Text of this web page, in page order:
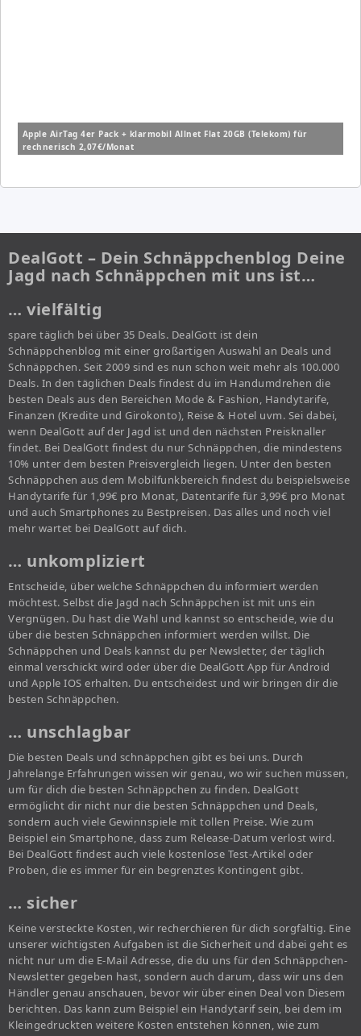
Apple AirTag 4er Pack + klarmobil Allnet Flat 20GB (Telekom) für
rechnerisch 2,07€/Monat
DealGott – Dein Schnäppchenblog Deine
Jagd nach Schnäppchen mit uns ist…
… vielfältig
spare täglich bei über 35 Deals. DealGott ist dein
Schnäppchenblog mit einer großartigen Auswahl an Deals und
Schnäppchen. Seit 2009 sind es nun schon weit mehr als 100.000
Deals. In den täglichen Deals findest du im Handumdrehen die
besten Deals aus den Bereichen Mode & Fashion, Handytarife,
Finanzen (Kredite und Girokonto), Reise & Hotel uvm. Sei dabei,
wenn DealGott auf der Jagd ist und den nächsten Preisknaller
findet. Bei DealGott findest du nur Schnäppchen, die mindestens
10% unter dem besten Preisvergleich liegen. Unter den besten
Schnäppchen aus dem Mobilfunkbereich findest du beispielsweise
Handytarife für 1,99€ pro Monat, Datentarife für 3,99€ pro Monat
und auch Smartphones zu Bestpreisen. Das alles und noch viel
mehr wartet bei DealGott auf dich.
… unkompliziert
Entscheide, über welche Schnäppchen du informiert werden
möchtest. Selbst die Jagd nach Schnäppchen ist mit uns ein
Vergnügen. Du hast die Wahl und kannst so entscheide, wie du
über die besten Schnäppchen informiert werden willst. Die
Schnäppchen und Deals kannst du per Newsletter, der täglich
einmal verschickt wird oder über die DealGott App für Android
und Apple IOS erhalten. Du entscheidest und wir bringen dir die
besten Schnäppchen.
… unschlagbar
Die besten Deals und schnäppchen gibt es bei uns. Durch
Jahrelange Erfahrungen wissen wir genau, wo wir suchen müssen,
um für dich die besten Schnäppchen zu finden. DealGott
ermöglicht dir nicht nur die besten Schnäppchen und Deals,
sondern auch viele Gewinnspiele mit tollen Preise. Wie zum
Beispiel ein Smartphone, dass zum Release-Datum verlost wird.
Bei DealGott findest auch viele kostenlose Test-Artikel oder
Proben, die es immer für ein begrenztes Kontingent gibt.
… sicher
Keine versteckte Kosten, wir recherchieren für dich sorgfältig. Eine
unserer wichtigsten Aufgaben ist die Sicherheit und dabei geht es
nicht nur um die E-Mail Adresse, die du uns für den Schnäppchen-
Newsletter gegeben hast, sondern auch darum, dass wir uns den
Händler genau anschauen, bevor wir über einen Deal von Diesem
berichten. Das kann zum Beispiel ein Handytarif sein, bei dem im
Kleingedruckten weitere Kosten entstehen können, wie zum